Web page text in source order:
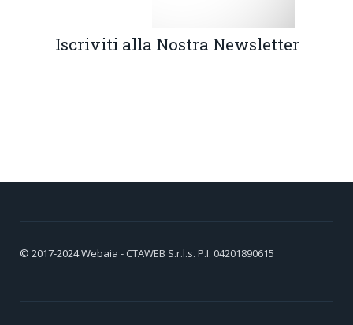
Iscriviti alla Nostra Newsletter
© 2017-2024Webaia - CTAWEB S.r.l.s. P.I. 04201890615